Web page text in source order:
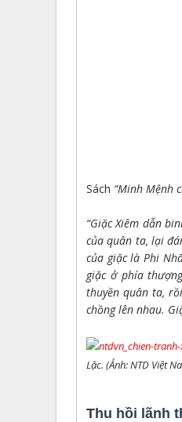
Sách “Minh Mệnh
“Giặc Xiêm dẫn
của quân ta, lại
của giặc là Phi
giặc ở phía
thuyền quân ta,
chồng lên nhau.
Lặc. (Ảnh: NTD Việt
Thu hồi lãnh